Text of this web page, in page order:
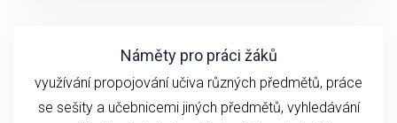
Náměty pro práci žáků
využívání propojování učiva různých předmětů, práce
se sešity a učebnicemi jiných předmětů, vyhledávání